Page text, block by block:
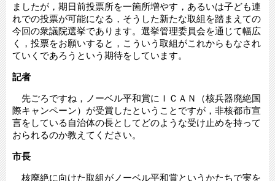
ましたが，期日前投票所を一箇所増やす，あるいは子ども連
れでの投票が可能になる，そうした新たな取組を踏まえての
今回の衆議院選挙であります。選挙管理委員会を通じて幅広
く，投票をお願いすると，こういう取組がこれからもなされ
ていくであろうという期待をしています。
記者
先ごろですね，ノーベル平和賞にＩＣＡＮ（核兵器廃絶国
際キャンペーン）が受賞したということですが，非核都市宣
言をしている自治体の長としてどのような受け止めを持って
おられるのか教えてください。
市長
核廃絶に向けた取組がノーベル平和賞というかたちで実を